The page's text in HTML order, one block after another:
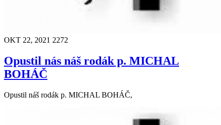
OKT 22, 2021 2272
Opustil nás náš rodák p. MICHAL
BOHÁČ
Opustil náš rodák p. MICHAL BOHÁČ,